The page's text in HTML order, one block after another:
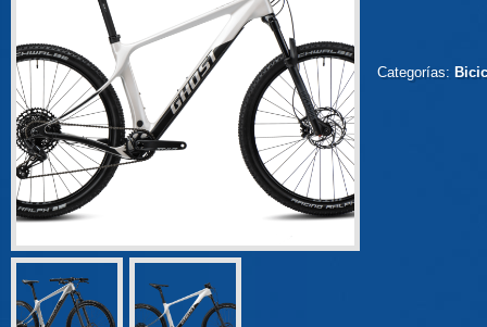
Categorías: